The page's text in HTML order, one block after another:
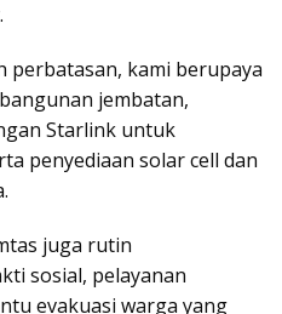
perbatasan, kami berupaya
jembatan,
Starlink untuk
penyediaan solar cell dan
juga rutin
sosial, pelayanan
evakuasi warga yang